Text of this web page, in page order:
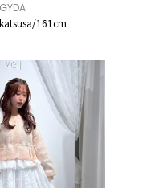
GYDA
katsusa/161cm